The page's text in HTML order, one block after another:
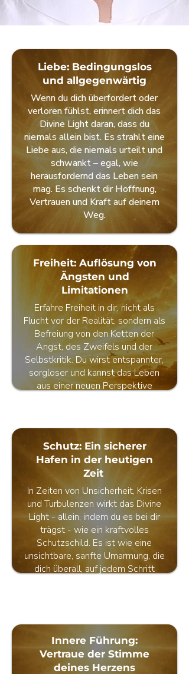
Liebe: Bedingungslos
und allgegenwärtig
Wenn du dich überfordert oder
verloren fühlst, erinnert dich das
Divine Light daran, dass du
niemals allein bist. Es strahlt eine
Liebe aus, die niemals urteilt und
schwankt – egal, wie
herausfordernd das Leben sein
mag. Es schenkt dir Hoffnung,
Vertrauen und Kraft auf deinem
Weg.
Freiheit: Auflösung von
Ängsten und
Limitationen
Erfahre Freiheit in dir, nicht als
Flucht vor der Realität, sondern als
Befreiung von den Ketten der
Angst, des Zweifels und der
Selbstkritik. Du wirst entspannter,
sorgloser und kannst das Leben
aus einer neuen Perspektive
Schutz: Ein sicherer
Hafen in der heutigen
Zeit
In Zeiten von Unsicherheit, Krisen
und Turbulenzen wirkt das Divine
Light - allein, indem du es bei dir
trägst - wie ein kraftvolles
Schutzschild. Es ist wie eine
unsichtbare, sanfte Umarmung, die
dich überall, auf jedem Schritt
Innere Führung:
Vertraue der Stimme
deines Herzens